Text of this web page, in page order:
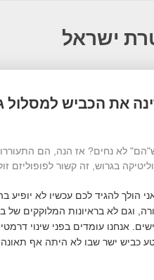
ישראל
את הכביש למסלול
לא נחים? אז הנה, הם
בגרוש, זה קשור לפופוליזם
הולך להגיד לכם עכשיו לא יופיע
וגם לא בראיונות המלוקקים של
אנחנו עומדים בפני שינוי
כביש ישר שבו לא היתה אף